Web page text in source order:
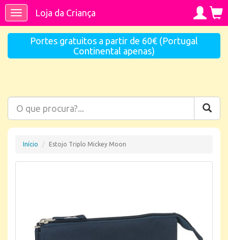
ToggleLoja da Criança
Portes gratuitos a partir de 60€ (Portugal
Continental apenas)
Início Estojo Triplo Mickey Moon